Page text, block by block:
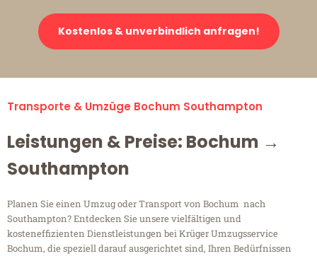
Kostenlos & unverbindlich anfragen!
Transporte & Umzüge Bochum Southampton
Leistungen & Preise: Bochum →
Southampton
Planen Sie einen Umzug oder Transport von Bochum nach
Southampton? Entdecken Sie unsere vielfältigen und
kosteneffizienten Dienstleistungen bei Krüger Umzugsservice
Bochum, die speziell darauf ausgerichtet sind, Ihren Bedürfnissen